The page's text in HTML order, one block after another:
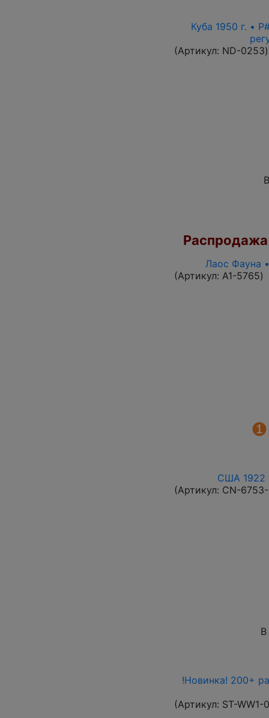
Куба 1950 г. •
(Артикул: ND-0253)
Распродажа
Лаос Фауна
(Артикул: A1-5765)
США 1922
(Артикул: CN-
!Новинка! 200+
(Артикул: ST-